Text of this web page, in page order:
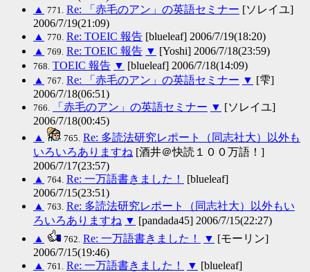
▲ 771. Re: 「赤毛のアン」の英語セミナー [ソレイユ]
2006/7/19(21:09)
▲ 770. Re: TOEIC 報告 [blueleaf] 2006/7/19(18:20)
▲ 769. Re: TOEIC 報告 ▼ [Yoshi] 2006/7/18(23:59)
768. TOEIC 報告 ▼ [blueleaf] 2006/7/18(14:09)
▲ 767. Re: 「赤毛のアン」の英語セミナー ▼ [雫]
2006/7/18(06:51)
766. 「赤毛のアン」の英語セミナー ▼ [ソレイユ]
2006/7/18(00:45)
▲
765. Re: 多読法研究レポート（同志社大）以外も
いろいろありますね [酒井＠快読１００万語！]
2006/7/17(23:57)
▲ 764. Re: 一万語書きました！
[blueleaf]
2006/7/15(23:51)
▲ 763. Re: 多読法研究レポート（同志社大）以外もい
ろいろありますね ▼ [pandada45] 2006/7/15(22:27)
▲
762. Re: 一万語書きました！ ▼ [モーリン]
2006/7/15(19:46)
▲ 761. Re: 一万語書きました！ ▼ [blueleaf]